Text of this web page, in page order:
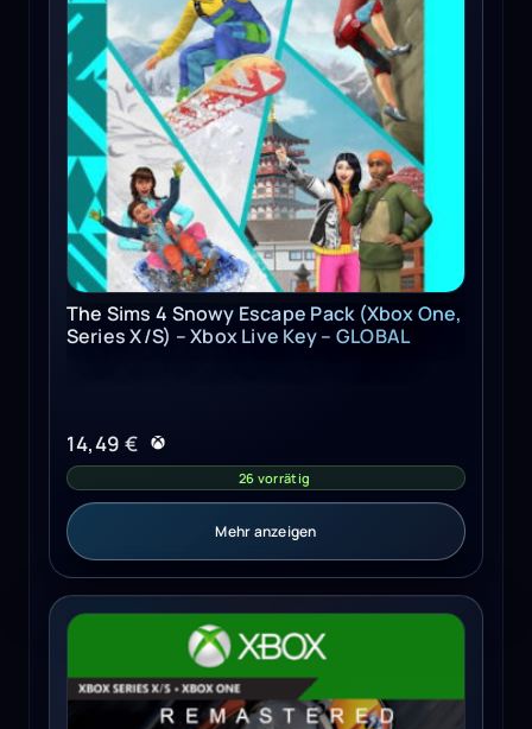
The Sims 4 Snowy Escape Pack (Xbox One,
Series X/S) – Xbox Live Key – GLOBAL
14,49 €
26 vorrätig
Mehr anzeigen
Need for Speed Hot Pursuit Remastered (Xbox Series X/